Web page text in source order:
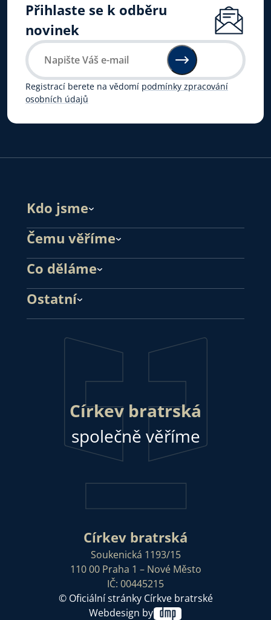
Přihlaste se k odběru
novinek
Registrací berete na vědomí podmínky zpracování
osobních údajů
Kdo jsme
Čemu věříme
Co děláme
Ostatní
Církev bratrská
společně věříme
Církev bratrská
Soukenická 1193/15
110 00 Praha 1 – Nové Město
IČ: 00445215
© Oficiální stránky Církve bratrské
Webdesign by